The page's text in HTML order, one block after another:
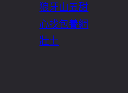
狼牙山五甜
心找包養網
壯士